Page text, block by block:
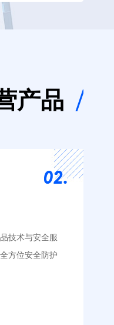
产品 /
技术与安全服
方位安全防护